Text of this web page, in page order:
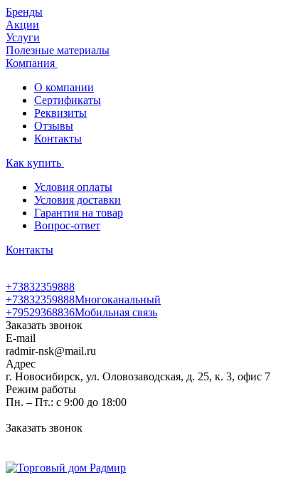
Бренды
Акции
Услуги
Полезные материалы
Компания
О компании
Сертификаты
Реквизиты
Отзывы
Контакты
Как купить
Условия оплаты
Условия доставки
Гарантия на товар
Вопрос-ответ
Контакты
+73832359888
+73832359888Многоканальный
+79529368836Мобильная связь
Заказать звонок
E-mail
radmir-nsk@mail.ru
Адрес
г. Новосибирск, ул. Оловозаводская, д. 25, к. 3, офис 7
Режим работы
Пн. – Пт.: с 9:00 до 18:00
Заказать звонок